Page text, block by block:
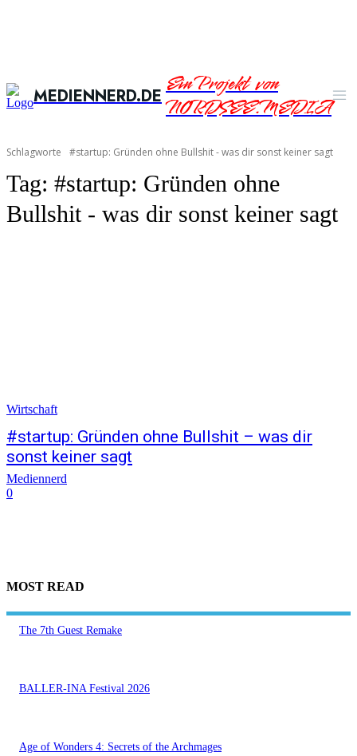
MEDIENNERD.DEEin Projekt von
NORDSEE.MEDIA
Schlagworte #startup: Gründen ohne Bullshit - was dir sonst keiner sagt
Tag: #startup: Gründen ohne
Bullshit - was dir sonst keiner sagt
Wirtschaft
#startup: Gründen ohne Bullshit – was dir
sonst keiner sagt
Mediennerd
0
MOST READ
The 7th Guest Remake
BALLER-INA Festival 2026
Age of Wonders 4: Secrets of the Archmages